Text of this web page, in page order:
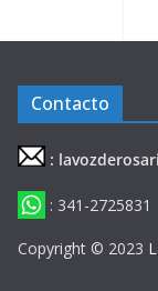
Contacto
:
: 341-2725831
Copyright © 2023